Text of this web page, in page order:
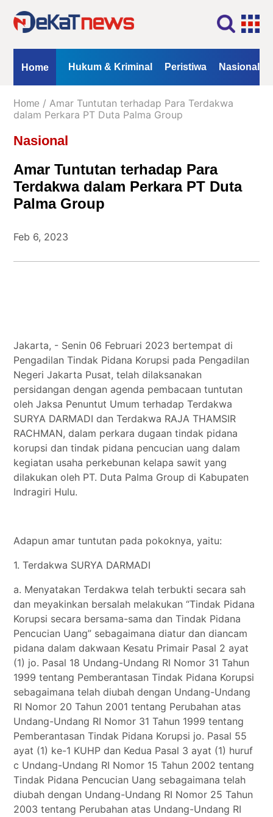
Home
Kanal
Berita
Hukum
Kriminal
Peristiwa
Nasional
Opini
Opini Hukum & Kriminal Peristiwa Nasional
Home
Home / Amar Tuntutan terhadap Para Terdakwa
dalam Perkara PT Duta Palma Group
Nasional
Amar Tuntutan terhadap Para
Terdakwa dalam Perkara PT Duta
Palma Group
Feb 6, 2023
Jakarta, - Senin 06 Februari 2023 bertempat di
Pengadilan Tindak Pidana Korupsi pada Pengadilan
Negeri Jakarta Pusat, telah dilaksanakan
persidangan dengan agenda pembacaan tuntutan
oleh Jaksa Penuntut Umum terhadap Terdakwa
SURYA DARMADI dan Terdakwa RAJA THAMSIR
RACHMAN, dalam perkara dugaan tindak pidana
korupsi dan tindak pidana pencucian uang dalam
kegiatan usaha perkebunan kelapa sawit yang
dilakukan oleh PT. Duta Palma Group di Kabupaten
Indragiri Hulu.
Adapun amar tuntutan pada pokoknya, yaitu:
1. Terdakwa SURYA DARMADI
a. Menyatakan Terdakwa telah terbukti secara sah
dan meyakinkan bersalah melakukan “Tindak Pidana
Korupsi secara bersama-sama dan Tindak Pidana
Pencucian Uang” sebagaimana diatur dan diancam
pidana dalam dakwaan Kesatu Primair Pasal 2 ayat
(1) jo. Pasal 18 Undang-Undang RI Nomor 31 Tahun
1999 tentang Pemberantasan Tindak Pidana Korupsi
sebagaimana telah diubah dengan Undang-Undang
RI Nomor 20 Tahun 2001 tentang Perubahan atas
Undang-Undang RI Nomor 31 Tahun 1999 tentang
Pemberantasan Tindak Pidana Korupsi jo. Pasal 55
ayat (1) ke-1 KUHP dan Kedua Pasal 3 ayat (1) huruf
c Undang-Undang RI Nomor 15 Tahun 2002 tentang
Tindak Pidana Pencucian Uang sebagaimana telah
diubah dengan Undang-Undang RI Nomor 25 Tahun
2003 tentang Perubahan atas Undang-Undang RI